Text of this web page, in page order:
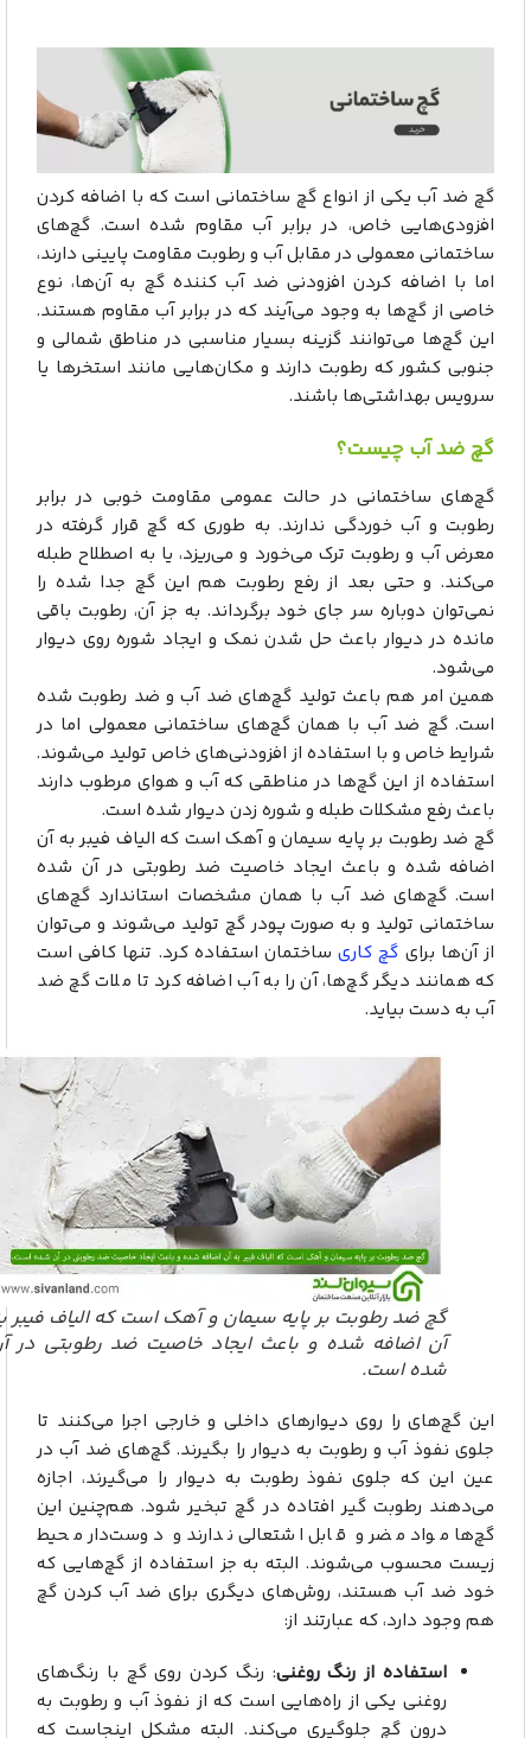
گچ ضد آب یکی از انواع گچ ساختمانی است که با اضافه کردن
افزودی‌هایی خاص، در برابر آب مقاوم شده است. گچ‌های
ساختمانی معمولی در مقابل آب و رطوبت مقاومت پایینی دارند،
اما با اضافه کردن افزودنی ضد آب کننده گچ به آن‌ها، نوع
خاصی از گچ‌ها به وجود می‌آیند که در برابر آب مقاوم هستند.
این گچ‌ها می‌توانند گزینه بسیار مناسبی در مناطق شمالی و
جنوبی کشور که رطوبت دارند و مکان‌هایی مانند استخرها یا
سرویس بهداشتی‌ها باشند.
گچ ضد آب چیست؟
گچ‌های ساختمانی در حالت عمومی مقاومت خوبی در برابر
رطوبت و آب خوردگی ندارند. به طوری که گچ قرار گرفته در
معرض آب و رطوبت ترک می‌خورد و می‌ریزد، یا به اصطلاح طبله
می‌کند. و حتی بعد از رفع رطوبت هم این گچ جدا شده را
نمی‌توان دوباره سر جای خود برگرداند. به جز آن، رطوبت باقی
مانده در دیوار باعث حل شدن نمک و ایجاد شوره روی دیوار
می‌شود.
همین امر هم باعث تولید گچ‌های ضد آب و ضد رطوبت شده
است. گچ ضد آب با همان گچ‌های ساختمانی معمولی اما در
شرایط خاص و با استفاده از افزودنی‌های خاص تولید می‌شوند.
استفاده از این گچ‌ها در مناطقی که آب و هوای مرطوب دارند
باعث رفع مشکلات طبله و شوره زدن دیوار شده است.
گچ ضد رطوبت بر پایه سیمان و آهک است که الیاف فیبر به آن
اضافه شده و باعث ایجاد خاصیت ضد رطوبتی در آن شده
است. گچ‌های ضد آب با همان مشخصات استاندارد گچ‌های
ساختمانی تولید و به صورت پودر گچ تولید می‌شوند و می‌توان
از آن‌ها برایگچ کاریساختمان استفاده کرد. تنها کافی است
که همانند دیگر گچ‌ها، آن را به آب اضافه کرد تا ملات گچ ضد
آب به دست بیاید.
گچ ضد رطوبت بر پایه سیمان و آهک است که الیاف فیبر به
آن اضافه شده و باعث ایجاد خاصیت ضد رطوبتی در آن
شده است.
این گچ‌های را روی دیوار‌های داخلی و خارجی اجرا می‌کنند تا
جلوی نفوذ آب و رطوبت به دیوار را بگیرند. گچ‌های ضد آب در
عین این که جلوی نفوذ رطوبت به دیوار را می‌گیرند، اجازه
می‌دهند رطوبت گیر افتاده در گچ تبخیر شود. هم‌چنین این
گچ‌ها مواد مضر و قابل اشتعالی ندارند و دوست‌دار محیط
زیست محسوب می‌شوند. البته به جز استفاده از گچ‌هایی که
خود ضد آب هستند، روش‌های دیگری برای ضد آب کردن گچ
هم وجود دارد، که عبارتند از:
استفاده از رنگ روغنی: رنگ کردن روی گچ با رنگ‌های
روغنی یکی از راه‌هایی است که از نفوذ آب و رطوبت به
درون گچ جلوگیری می‌کند. البته مشکل اینجاست که